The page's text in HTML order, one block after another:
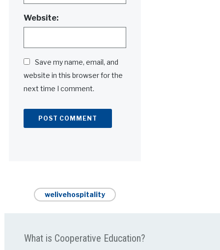
Website:
Save my name, email, and
website in this browser for the
next time I comment.
welivehospitality
What is Cooperative Education?